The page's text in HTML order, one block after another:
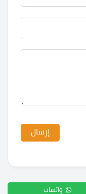
واتساب